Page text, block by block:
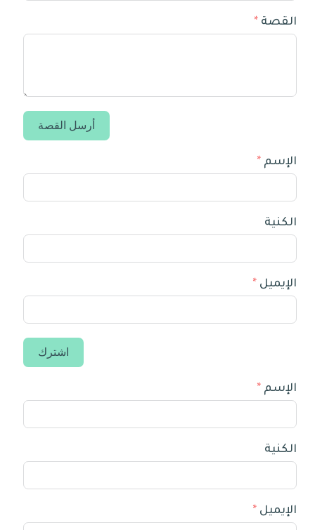
القصة
أرسل القصة
الإسم
الكنية
الإيميل
اشترك
الإسم
الكنية
الإيميل